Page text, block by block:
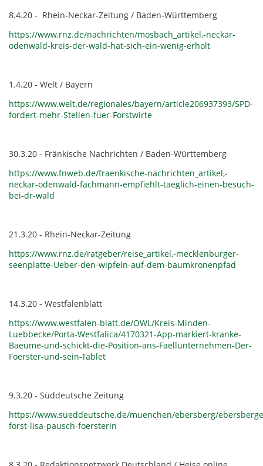
8.4.20 - Rhein-Neckar-Zeitung / Baden-Württemberg
https://www.rnz.de/nachrichten/mosbach_artikel,-neckar-
odenwald-kreis-der-wald-hat-sich-ein-wenig-erholt
1.4.20 - Welt / Bayern
https://www.welt.de/regionales/bayern/article206937393/SPD-
fordert-mehr-Stellen-fuer-Forstwirte
30.3.20 - Fränkische Nachrichten / Baden-Württemberg
https://www.fnweb.de/fraenkische-nachrichten_artikel,-
neckar-odenwald-fachmann-empfiehlt-taeglich-einen-besuch-
bei-dr-wald
21.3.20 - Rhein-Neckar-Zeitung
https://www.rnz.de/ratgeber/reise_artikel,-mecklenburger-
seenplatte-Ueber-den-wipfeln-auf-dem-baumkronenpfad
14.3.20 - Westfalenblatt
https://www.westfalen-blatt.de/OWL/Kreis-Minden-
Luebbecke/Porta-Westfalica/4170321-App-markiert-kranke-
Baeume-und-schickt-die-Position-ans-Faellunternehmen-Der-
Foerster-und-sein-Tablet
9.3.20 - Süddeutsche Zeitung
https://www.sueddeutsche.de/muenchen/ebersberg/
forst-lisa-pausch-foersterin